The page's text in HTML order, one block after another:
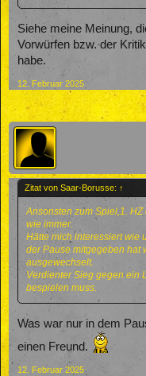
Siehe meine Meinung,
Vorwürfen bzw. der
habe.
12. Februar 2025
Zitat von Saar-Borusse: ↑
Ansonsten zum Spiel,1.
wie immer.
Hätte mich interessiert wie
der Pause mitgegeben hat
ausgewechselt.
Verdienter Sieg gegen ein
bespielen muss.
Was war nur in dem
einen Freund.
12. Februar 2025